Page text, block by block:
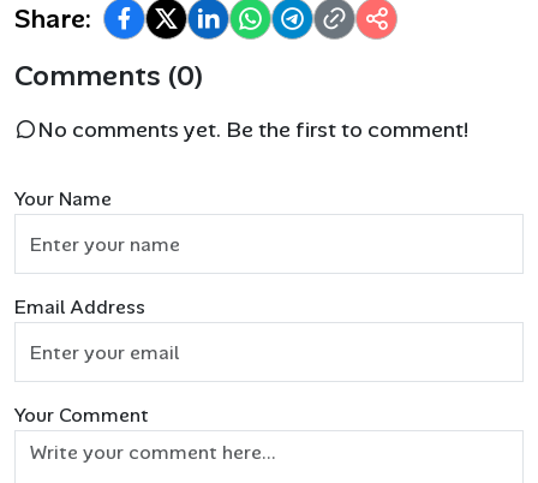
Share:
Comments (0)
No comments yet. Be the first to comment!
Your Name
Email Address
Your Comment